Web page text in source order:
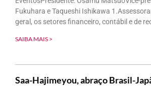
Fukuhara e Taqueshi Ishikawa
geral, os setores financeiro, contábil e de
SAIBA MAIS >
Saa-Hajimeyou, abraço Brasil-